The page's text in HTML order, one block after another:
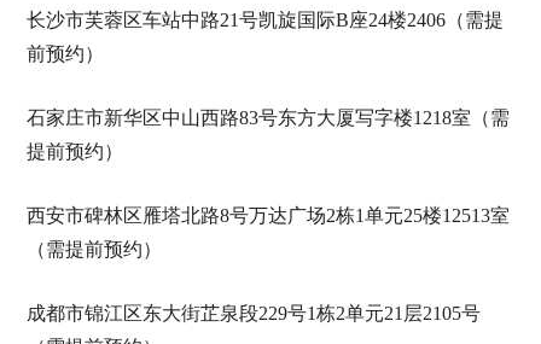
长沙市芙蓉区车站中路21号凯旋国际B座24楼2406（需提
前预约）
石家庄市新华区中山西路83号东方大厦写字楼1218室（需
提前预约）
西安市碑林区雁塔北路8号万达广场2栋1单元25楼12513室
（需提前预约）
成都市锦江区东大街芷泉段229号1栋2单元21层2105号